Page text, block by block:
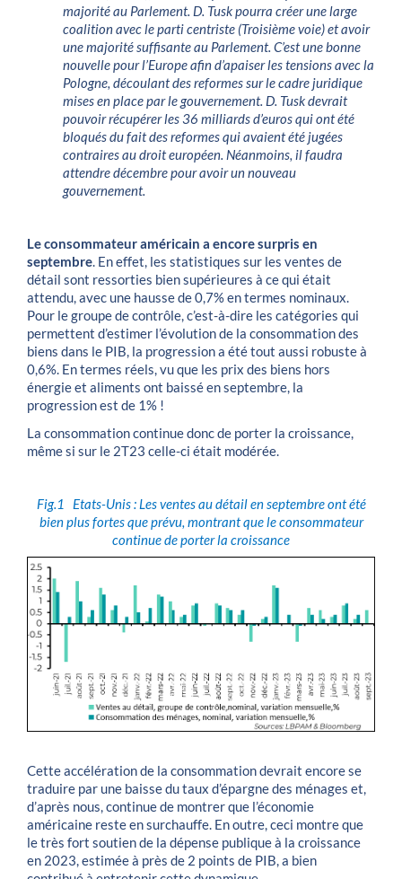
majorité au Parlement. D. Tusk pourra créer une large
coalition avec le parti centriste (Troisième voie) et avoir
une majorité suffisante au Parlement. C’est une bonne
nouvelle pour l’Europe afin d’apaiser les tensions avec la
Pologne, découlant des reformes sur le cadre juridique
mises en place par le gouvernement. D. Tusk devrait
pouvoir récupérer les 36 milliards d’euros qui ont été
bloqués du fait des reformes qui avaient été jugées
contraires au droit européen. Néanmoins, il faudra
attendre décembre pour avoir un nouveau
gouvernement.
Le consommateur américain a encore surpris en
septembre. En effet, les statistiques sur les ventes de
détail sont ressorties bien supérieures à ce qui était
attendu, avec une hausse de 0,7% en termes nominaux.
Pour le groupe de contrôle, c’est-à-dire les catégories qui
permettent d’estimer l’évolution de la consommation des
biens dans le PIB, la progression a été tout aussi robuste à
0,6%. En termes réels, vu que les prix des biens hors
énergie et aliments ont baissé en septembre, la
progression est de 1% !
La consommation continue donc de porter la croissance,
même si sur le 2T23 celle-ci était modérée.
Fig.1
Etats-Unis : Les ventes au détail en septembre ont été
bien plus fortes que prévu, montrant que le consommateur
continue de porter la croissance
Cette accélération de la consommation devrait encore se
traduire par une baisse du taux d’épargne des ménages et,
d’après nous, continue de montrer que l’économie
américaine reste en surchauffe. En outre, ceci montre que
le très fort soutien de la dépense publique à la croissance
en 2023, estimée à près de 2 points de PIB, a bien